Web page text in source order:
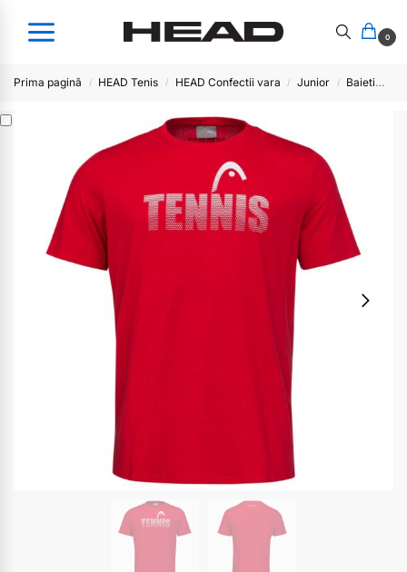
0
Prima pagină / HEAD Tenis / HEAD Confectii vara / Junior / Baieti